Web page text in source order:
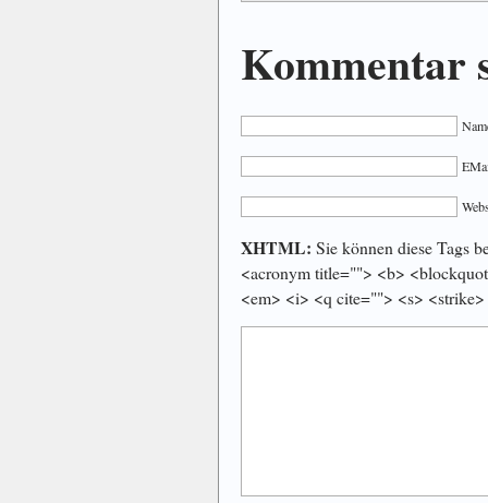
Kommentar
XHTML: Sie können diese Tags
<acronym title=""> <b>
<em> <i> <q cite=""> <s>